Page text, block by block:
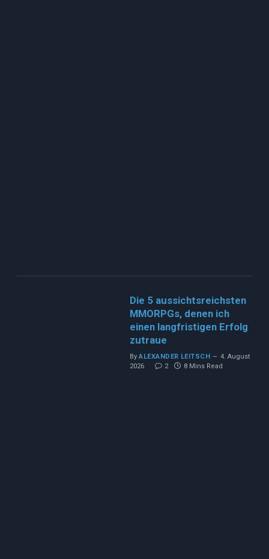
Die 5 aussichtsreichsten
MMORPGs, denen ich
einen langfristigen Erfolg
zutraue
By ALEXANDER LEITSCH
4. August
2026
2 8 Mins Read